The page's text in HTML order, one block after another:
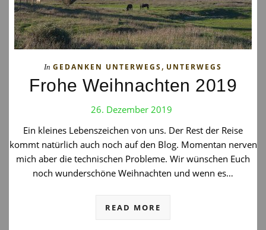
In GEDANKEN UNTERWEGS, UNTERWEGS
Frohe Weihnachten 2019
26. Dezember 2019
Ein kleines Lebenszeichen von uns. Der Rest der Reise
kommt natürlich auch noch auf den Blog. Momentan nerven
mich aber die technischen Probleme. Wir wünschen Euch
noch wunderschöne Weihnachten und wenn es…
READ MORE